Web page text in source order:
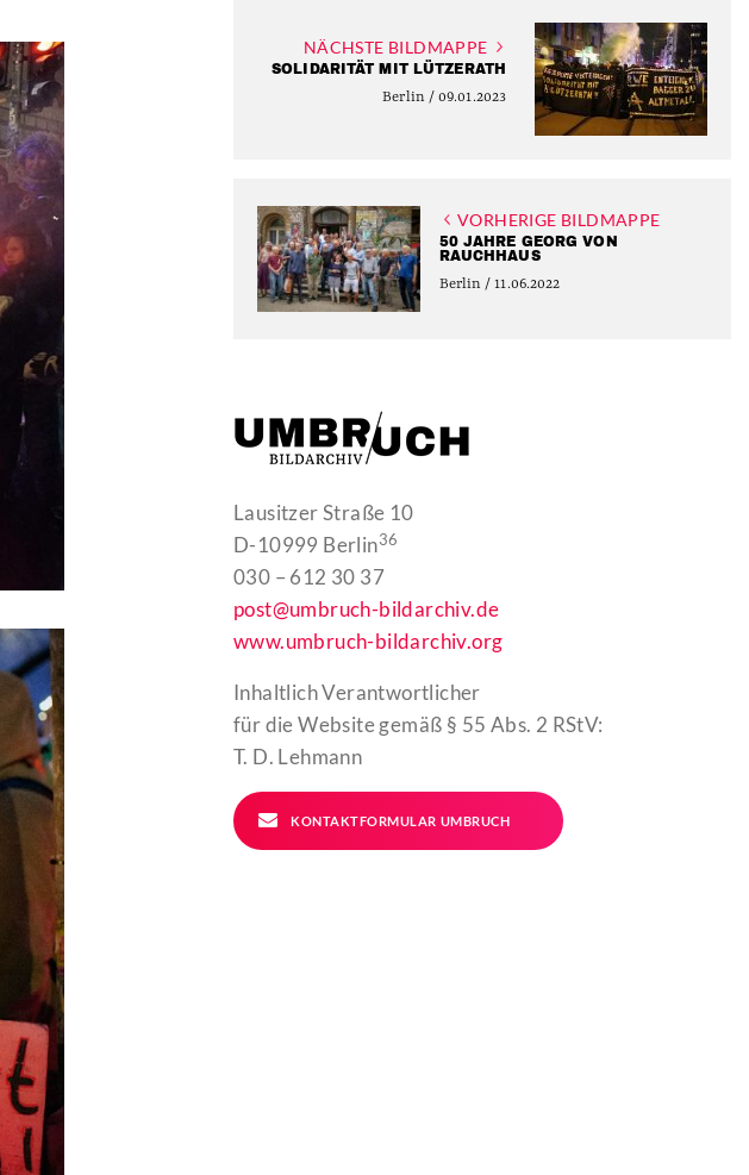
NÄCHSTE BILDMAPPE
SOLIDARITÄT MIT LÜTZERATH
Berlin / 09.01.2023
VORHERIGE BILDMAPPE
50 JAHRE GEORG VON
RAUCHHAUS
Berlin / 11.06.2022
Lausitzer Straße 10
D-10999 Berlin36
030 – 612 30 37
post@umbruch-bildarchiv.de
www.umbruch-bildarchiv.org
Inhaltlich Verantwortlicher
für die Website gemäß § 55 Abs. 2 RStV:
T. D. Lehmann
KONTAKTFORMULAR UMBRUCH